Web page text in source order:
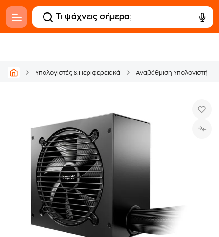
Υπολογιστές & Περιφερειακά Αναβάθμιση Υπολογιστή